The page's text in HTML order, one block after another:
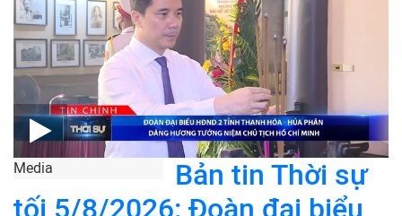
Media
Bản tin Thời sự
tối 5/8/2026: Đoàn đại biểu